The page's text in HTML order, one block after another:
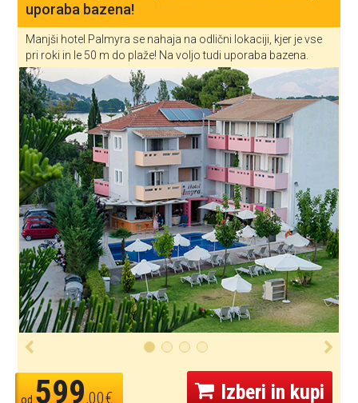
uporaba bazena!
Manjši hotel Palmyra se nahaja na odlični lokaciji, kjer je vse
pri roki in le 50 m do plaže! Na voljo tudi uporaba bazena.
od 599,00€ Izberi in kupi